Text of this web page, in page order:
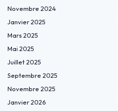
Novembre 2024
Janvier 2025
Mars 2025
Mai 2025
Juillet 2025
Septembre 2025
Novembre 2025
Janvier 2026